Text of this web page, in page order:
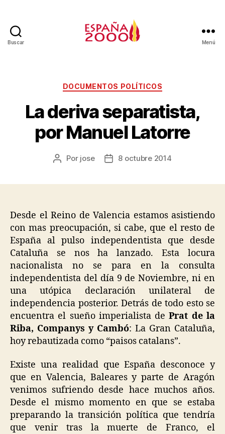
Buscar Menú
DOCUMENTOS POLÍTICOS
La deriva separatista,
por Manuel Latorre
Por jose 8 octubre 2014
Desde el Reino de Valencia estamos asistiendo
con mas preocupación, si cabe, que el resto de
España al pulso independentista que desde
Cataluña se nos ha lanzado. Esta locura
nacionalista no se para en la consulta
independentista del día 9 de Noviembre, ni en
una utópica declaración unilateral de
independencia posterior. Detrás de todo esto se
encuentra el sueño imperialista dePrat de la
Riba, Companys y Cambó: La Gran Cataluña,
hoy rebautizada como “paisos catalans”.
Existe una realidad que España desconoce y
que en Valencia, Baleares y parte de Aragón
venimos sufriendo desde hace muchos años.
Desde el mismo momento en que se estaba
preparando la transición política que tendría
que venir tras la muerte de Franco, el